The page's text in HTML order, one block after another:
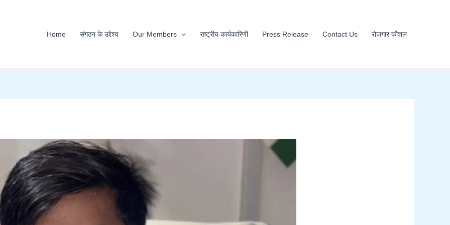
Home संगठन के उद्देश्य Our Members राष्ट्रीय कार्यकारिणी Press Release Contact Us रोजगार कौशल